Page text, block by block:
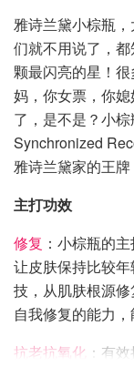
雅诗兰黛小棕瓶
们就不用说了，
颗最闪亮的星！
妈，你女票，你
了，是不是？小
Synchronized
雅诗兰黛家的王
主打功效
修复 ：小棕瓶的
让皮肤保持比较
技，从肌肤根源
自我修复的能力
抗老抗氧化 ：有